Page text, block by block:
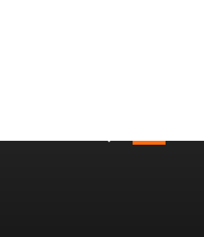
Hidrofoare